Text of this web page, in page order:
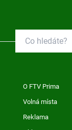
O FTV Prima
Volná místa
Reklama